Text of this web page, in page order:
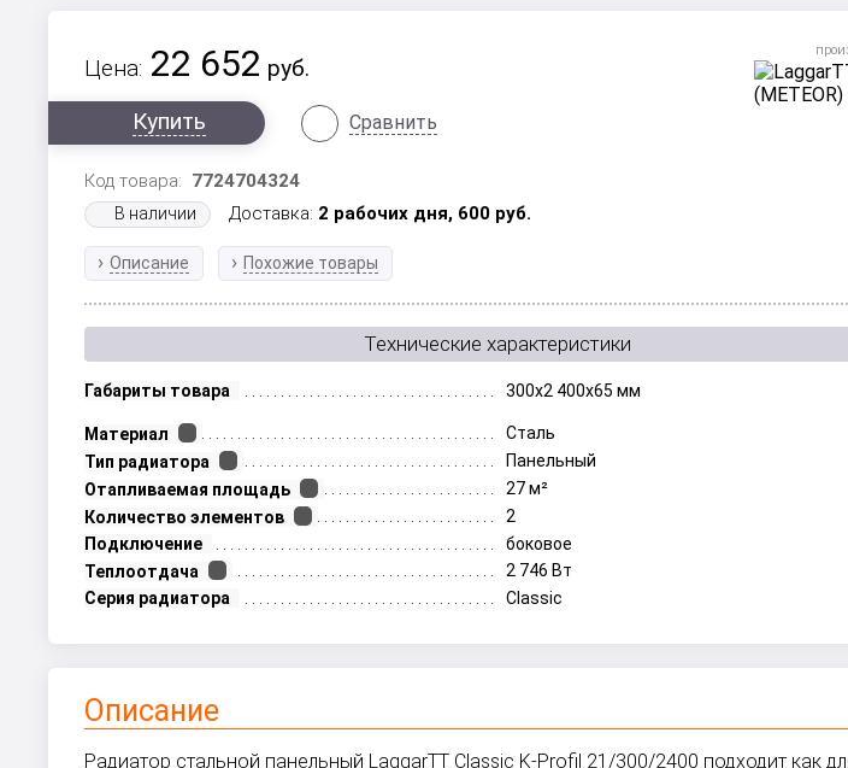
Цена: 22 652 руб.
Купить
Сравнить
Код товара: 7724704324
В наличии Доставка: 2 рабочих дня, 600 руб.
Описание Похожие товары
Технические характеристики
Габариты товара 300x2 400x65 мм
Материал
Сталь
Тип радиатора
Панельный
Отапливаемая площадь
27 м²
Количество элементов
2
Подключение
боковое
Теплоотдача
2 746 Вт
Серия радиатора
Classic
Описание
Радиатор стальной панельный LaggarTT Classic K-Profil 21/300/2400 подходит как